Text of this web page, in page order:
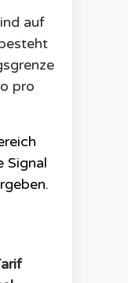
auf
pro
Signal